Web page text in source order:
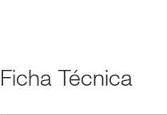
Ficha Técnica